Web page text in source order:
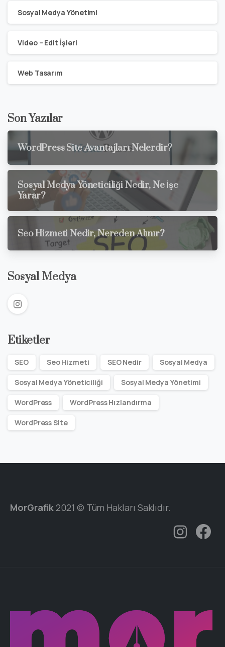
Sosyal Medya Yönetimi
Video – Edit İşleri
Web Tasarım
Son Yazılar
WordPress Site Avantajları Nelerdir?
Sosyal Medya Yöneticiliği Nedir, Ne İşe
Yarar?
Seo Hizmeti Nedir, Nereden Alınır?
Sosyal Medya
Etiketler
SEO Seo Hizmeti SEO Nedir Sosyal Medya
Sosyal Medya Yöneticiliği Sosyal Medya Yönetimi
WordPress WordPress Hızlandırma
WordPress Site
MorGrafik2021 © Tüm Hakları Saklıdır.